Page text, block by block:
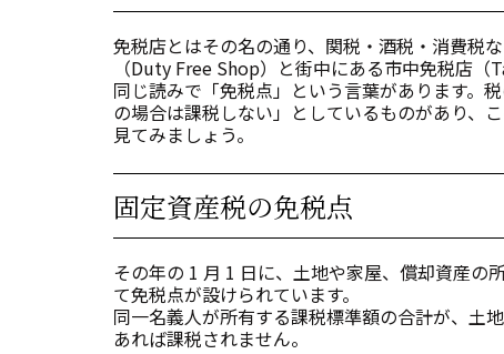
免税店とはその名の通り、関税・酒税・消費税
（Duty Free Shop）と街中にある市中免税店（
同じ読みで「免税点」という言葉があります。
の場合は課税しない」としているものがあり、
見てみましょう。
固定資産税の免税点
その年の 1 月 1 日に、土地や家屋、償却資産の
て免税点が設けられています。
同一名義人が所有する課税標準額の合計が、土
あれば課税されません。